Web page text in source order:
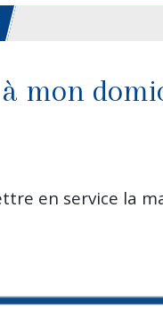
mon
en service la